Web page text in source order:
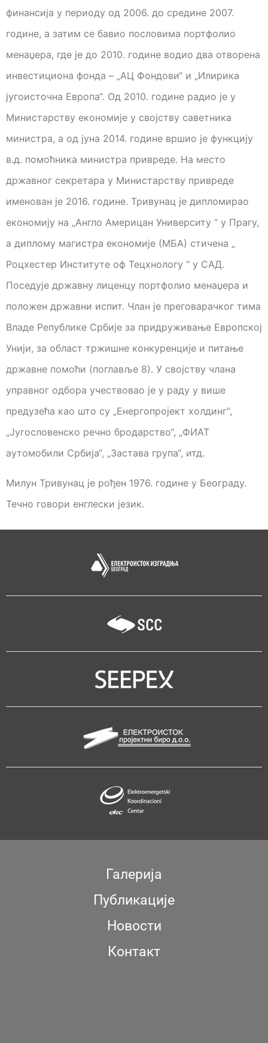
финансија у периоду од 2006. до средине 2007.
године, а затим се бавио пословима портфолио
менаџера, где је до 2010. године водио два отворена
инвестициона фонда – „АЦ Фондови“ и „Илирика
југоисточна Европа“. Од 2010. године радио је у
Министарству економије у својству саветника
министра, а од јуна 2014. године вршио је функцију
в.д. помоћника министра привреде. На место
државног секретара у Министарству привреде
именован је 2016. године. Тривунац је дипломирао
економију на „Англо Америцан Университy “ у Прагу,
а диплому магистра економије (МБА) стичена „
Роцхестер Институте оф Тецхнологy “ у САД.
Поседује државну лиценцу портфолио менаџера и
положен државни испит. Члан је преговарачког тима
Владе Републике Србије за придруживање Европској
Унији, за област тржишне конкуренције и питање
државне помоћи (поглавље 8). У својству члана
управног одбора учествовао је у раду у више
предузећа као што су „Енергопројект холдинг“,
„Југословенско речно бродарство“, „ФИАТ
аутомобили Србија“, „Застава група“, итд.
Милун Тривунац је рођен 1976. године у Београду.
Течно говори енглески језик.
Галерија
Публикације
Новости
Контакт